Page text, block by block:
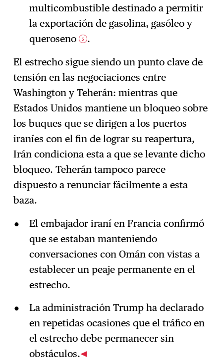
multicombustible destinado a permitir
la exportación de gasolina, gasóleo y
queroseno
5 .
El estrecho sigue siendo un punto clave de
tensión en las negociaciones entre
Washington y Teherán: mientras que
Estados Unidos mantiene un bloqueo sobre
los buques que se dirigen a los puertos
iraníes con el fin de lograr su reapertura,
Irán condiciona esta a que se levante dicho
bloqueo. Teherán tampoco parece
dispuesto a renunciar fácilmente a esta
baza.
El embajador iraní en Francia confirmó
que se estaban manteniendo
conversaciones con Omán con vistas a
establecer un peaje permanente en el
estrecho.
La administración Trump ha declarado
en repetidas ocasiones que el tráfico en
el estrecho debe permanecer sin
obstáculos.